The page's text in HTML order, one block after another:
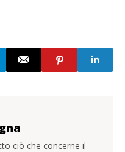
ciò che concerne il